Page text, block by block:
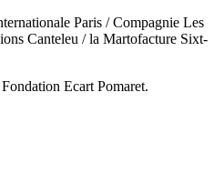
Paris / Compagnie Les
Canteleu / la Martofacture Sixt-
Ecart Pomaret.